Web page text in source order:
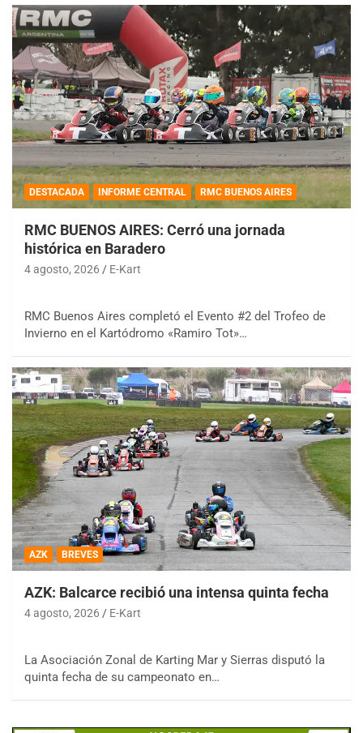
DESTACADA INFORME CENTRAL RMC BUENOS AIRES
RMC BUENOS AIRES: Cerró una jornada
histórica en Baradero
4 agosto, 2026 E-Kart
RMC Buenos Aires completó el Evento #2 del Trofeo de
Invierno en el Kartódromo «Ramiro Tot»…
AZK BREVES
AZK: Balcarce recibió una intensa quinta fecha
4 agosto, 2026 E-Kart
La Asociación Zonal de Karting Mar y Sierras disputó la
quinta fecha de su campeonato en…